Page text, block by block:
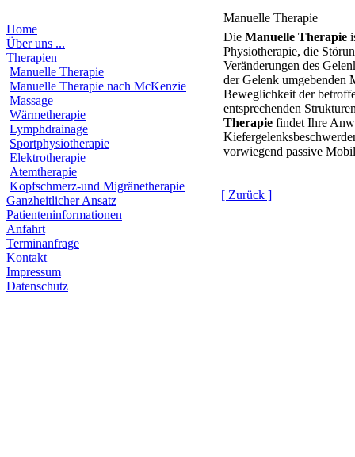
Home
Über uns ...
Therapien
Manuelle Therapie
Manuelle Therapie nach McKenzie
Massage
Wärmetherapie
Lymphdrainage
Sportphysiotherapie
Elektrotherapie
Atemtherapie
Kopfschmerz-und Migränetherapie
Ganzheitlicher Ansatz
Patienteninformationen
Anfahrt
Terminanfrage
Kontakt
Impressum
Datenschutz
Manuelle Therapie
Die Manuelle Therapie
Physiotherapie, die
Veränderungen des
der Gelenk umgebenden
Beweglichkeit der
entsprechenden
Therapie findet Ihre
vorwiegend passive
[ Zurück ]